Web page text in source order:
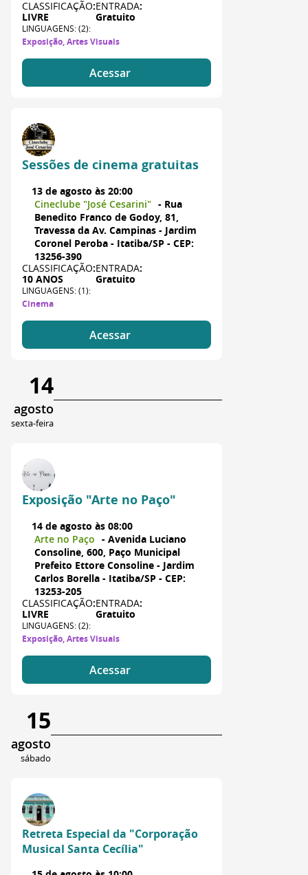
CLASSIFICAÇÃO:
LIVRE
ENTRADA:
Gratuito
LINGUAGENS: (2):
Exposição, Artes Visuais
Acessar
Sessões de cinema gratuitas
13 de agosto às 20:00
Cineclube "José Cesarini" - Rua
Benedito Franco de Godoy, 81,
Travessa da Av. Campinas - Jardim
Coronel Peroba - Itatiba/SP - CEP:
13256-390
CLASSIFICAÇÃO:
10 ANOS
ENTRADA:
Gratuito
LINGUAGENS: (1):
Cinema
Acessar
14
agosto
sexta-feira
Exposição "Arte no Paço"
14 de agosto às 08:00
Arte no Paço - Avenida Luciano
Consoline, 600, Paço Municipal
Prefeito Ettore Consoline - Jardim
Carlos Borella - Itatiba/SP - CEP:
13253-205
CLASSIFICAÇÃO:
LIVRE
ENTRADA:
Gratuito
LINGUAGENS: (2):
Exposição, Artes Visuais
Acessar
15
agosto
sábado
Retreta Especial da "Corporação
Musical Santa Cecília"